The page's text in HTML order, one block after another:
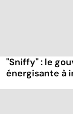
"Sniffy" : le
énergisante à